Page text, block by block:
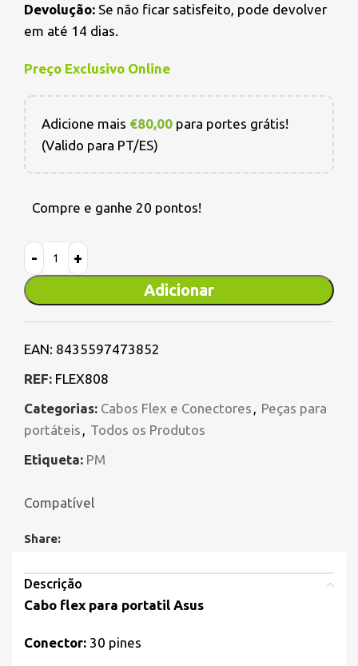
Devolução: Se não ficar satisfeito, pode devolver
em até 14 dias.
Preço Exclusivo Online
Adicione mais €80,00 para portes grátis!
(Valido para PT/ES)
Compre e ganhe 20 pontos!
Adicionar
EAN: 8435597473852
REF: FLEX808
Categorias: Cabos Flex e Conectores , Peças para
portáteis , Todos os Produtos
Etiqueta: PM
Compatível
Share:
Descrição
Cabo flex para portatil Asus
Conector: 30 pines